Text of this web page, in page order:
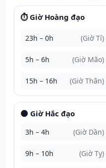
⏱️ Giờ Hoàng đạo
23h – 0h (Giờ Tí)
5h – 6h (Giờ Mão)
15h – 16h (Giờ Thân)
🌑 Giờ Hắc đạo
3h – 4h (Giờ Dần)
9h – 10h (Giờ Tỵ)